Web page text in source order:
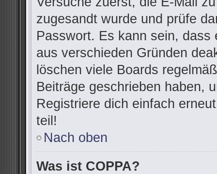
zugesandt wurde und prüfe
Passwort. Es kann sein, dass
aus verschieden Gründen
löschen viele Boards
Beiträge geschrieben haben,
Registriere dich einfach
teil!
Nach oben
Was ist COPPA?